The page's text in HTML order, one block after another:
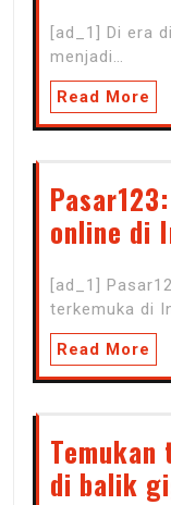
[ad_1] Di era
menjadi…
Read More
online di
[ad_1]
terkemuka di
Read More
di balik